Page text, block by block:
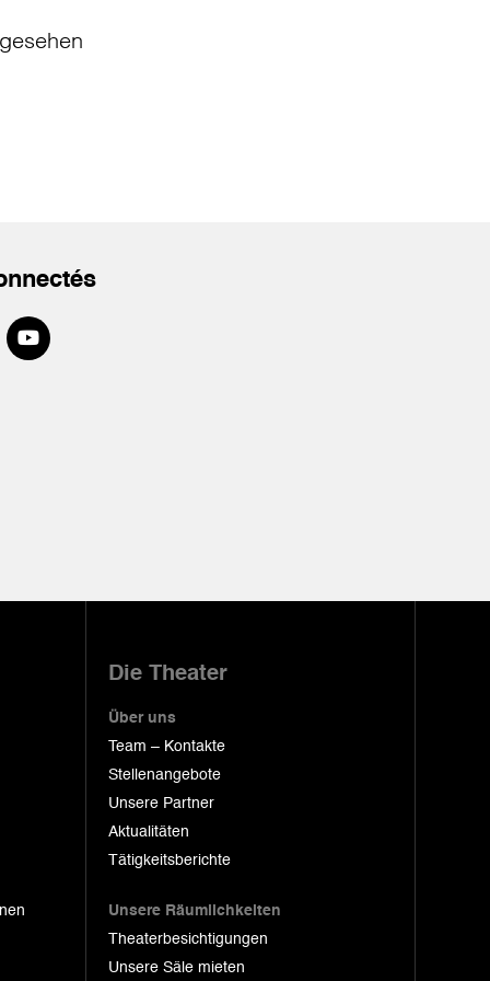
Die Theater
Über uns
Team – Kontakte
Stellenangebote
Unsere Partner
Aktualitäten
Tätigkeitsberichte
Unsere Räumlichkeiten
Theaterbesichtigungen
Unsere Säle mieten